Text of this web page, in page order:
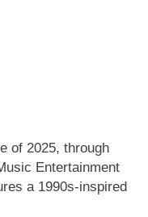
of 2025, through
Entertainment
a 1990s-inspired